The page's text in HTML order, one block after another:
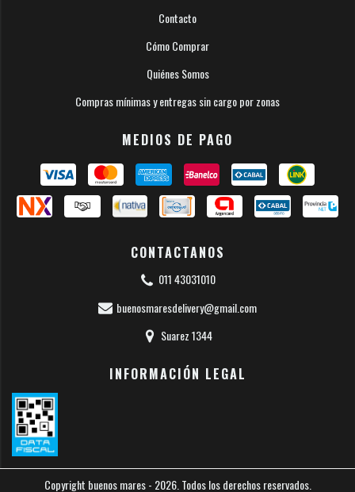
Contacto
Cómo Comprar
Quiénes Somos
Compras mínimas y entregas sin cargo por zonas
MEDIOS DE PAGO
CONTACTANOS
011 43031010
buenosmaresdelivery@gmail.com
Suarez 1344
INFORMACIÓN LEGAL
Copyright buenos mares - 2026. Todos los derechos reservados.